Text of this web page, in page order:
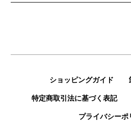
ショッピングガイド
特定商取引法に基づく表記
プライバシーポ